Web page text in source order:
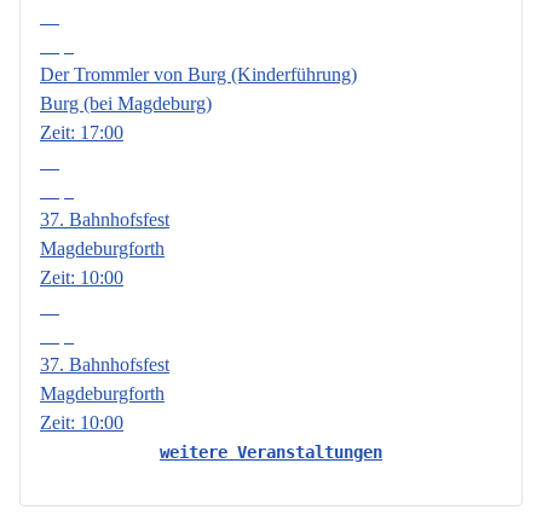
Der Trommler von Burg (Kinderführung)
Burg (bei Magdeburg)
Zeit: 17:00
37. Bahnhofsfest
Magdeburgforth
Zeit: 10:00
37. Bahnhofsfest
Magdeburgforth
Zeit: 10:00
weitere Veranstaltungen